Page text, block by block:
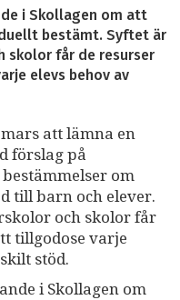
i Skollagen om att
bestämt. Syftet är
får de resurser
elevs behov av
att lämna en
förslag på
om
till barn och elever.
och skolor får
tillgodose varje
stöd.
i Skollagen om